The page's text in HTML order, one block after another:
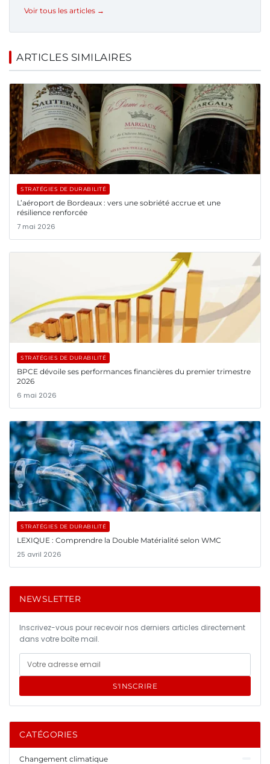
Voir tous les articles →
ARTICLES SIMILAIRES
STRATÉGIES DE DURABILITÉ
L’aéroport de Bordeaux : vers une sobriété accrue et une
résilience renforcée
7 mai 2026
STRATÉGIES DE DURABILITÉ
BPCE dévoile ses performances financières du premier trimestre
2026
6 mai 2026
STRATÉGIES DE DURABILITÉ
LEXIQUE : Comprendre la Double Matérialité selon WMC
25 avril 2026
NEWSLETTER
Inscrivez-vous pour recevoir nos derniers articles directement
dans votre boîte mail.
S'INSCRIRE
CATÉGORIES
Changement climatique